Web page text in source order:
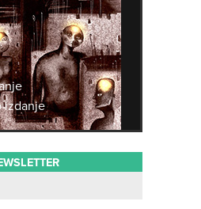
izdanje